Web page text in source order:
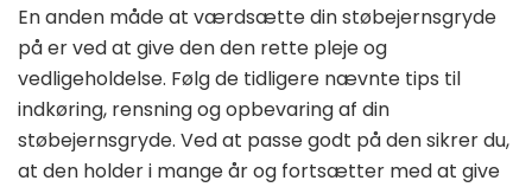
En anden måde at værdsætte din støbejernsgryde
på er ved at give den den rette pleje og
vedligeholdelse. Følg de tidligere nævnte tips til
indkøring, rensning og opbevaring af din
støbejernsgryde. Ved at passe godt på den sikrer du,
at den holder i mange år og fortsætter med at give